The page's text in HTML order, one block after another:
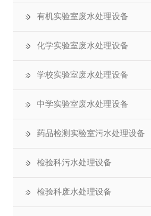
有机实验室废水处理设备
化学实验室废水处理设备
学校实验室废水处理设备
中学实验室废水处理设备
药品检测实验室污水处理设备
检验科污水处理设备
检验科废水处理设备